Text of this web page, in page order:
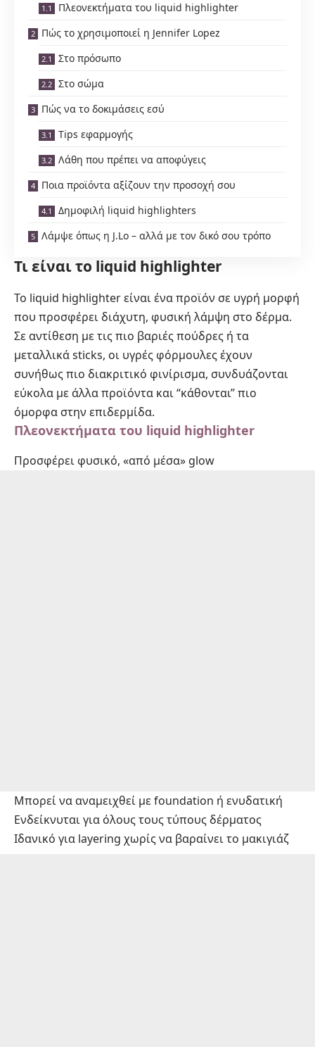
Πλεονεκτήματα του liquid highlighter
Πώς το χρησιμοποιεί η Jennifer Lopez
Στο πρόσωπο
Στο σώμα
Πώς να το δοκιμάσεις εσύ
Tips εφαρμογής
Λάθη που πρέπει να αποφύγεις
Ποια προϊόντα αξίζουν την προσοχή σου
Δημοφιλή liquid highlighters
Λάμψε όπως η J.Lo – αλλά με τον δικό σου τρόπο
Τι είναι το liquid highlighter
Το liquid highlighter είναι ένα προϊόν σε υγρή μορφή
που προσφέρει διάχυτη, φυσική λάμψη στο δέρμα.
Σε αντίθεση με τις πιο βαριές πούδρες ή τα
μεταλλικά sticks, οι υγρές φόρμουλες έχουν
συνήθως πιο διακριτικό φινίρισμα, συνδυάζονται
εύκολα με άλλα προϊόντα και “κάθονται” πιο
όμορφα στην επιδερμίδα.
Πλεονεκτήματα του liquid highlighter
Προσφέρει φυσικό, «από μέσα» glow
Μπορεί να αναμειχθεί με foundation ή ενυδατική
Ενδείκνυται για όλους τους τύπους δέρματος
Ιδανικό για layering χωρίς να βαραίνει το μακιγιάζ